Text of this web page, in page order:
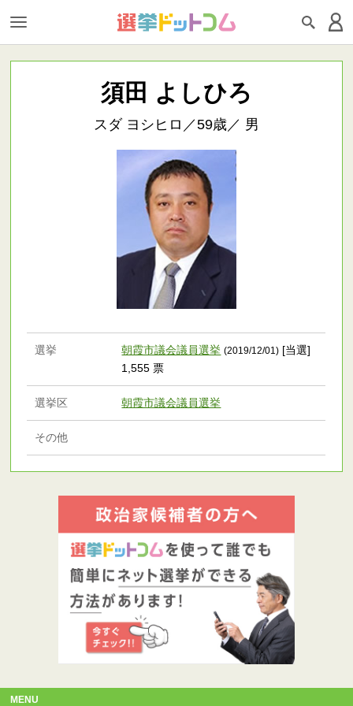
須田 よしひろ
スダ ヨシヒロ／59歳／ 男
選挙 朝霞市議会議員選挙 (2019/12/01) [当選]
1,555 票
選挙区 朝霞市議会議員選挙
その他
MENU